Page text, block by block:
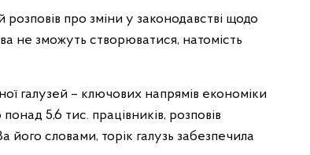
про зміни у законодавстві щодо
не зможуть створюватися, натомість
галузей – ключових напрямів економіки
5,6 тис. працівників, розповів
його словами, торік галузь забезпечила